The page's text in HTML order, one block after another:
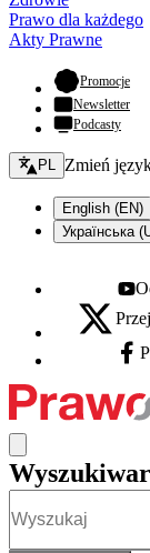
Prawo dla każdego
Akty Prawne
Promocje-
Newsletter
Podcasty
Zmień język -
PL Zmień
English (EN)
Українська
X - otwiera